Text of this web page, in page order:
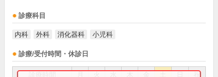
診療科目
内科 外科 消化器科 小児科
診療/受付時間・休診日
祝